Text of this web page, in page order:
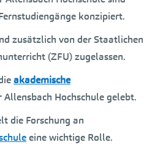
konzipiert.
zusätzlich von der Staatlichen
(ZFU) zugelassen.
akademische
Allensbach Hochschule gelebt.
die Forschung an
eine wichtige Rolle.